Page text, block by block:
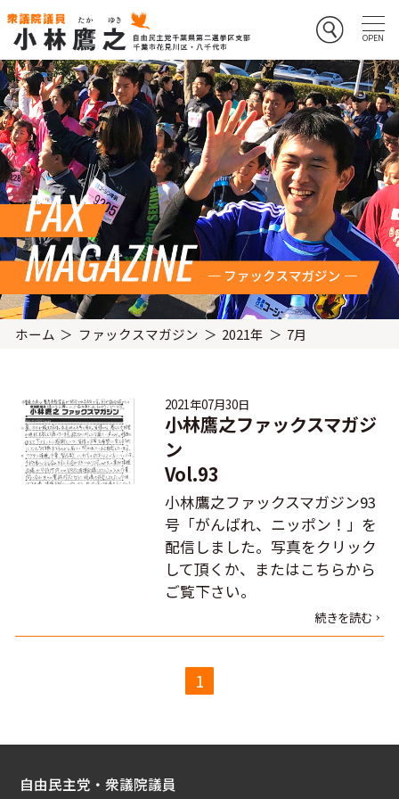
ホーム ファックスマガジン 2021年 7月
2021年07月30日
小林鷹之ファックスマガジ
ン
Vol.93
小林鷹之ファックスマガジン93
号「がんばれ、ニッポン！」を
配信しました。写真をクリック
して頂くか、またはこちらから
ご覧下さい。
続きを読む
1
自由民主党・衆議院議員